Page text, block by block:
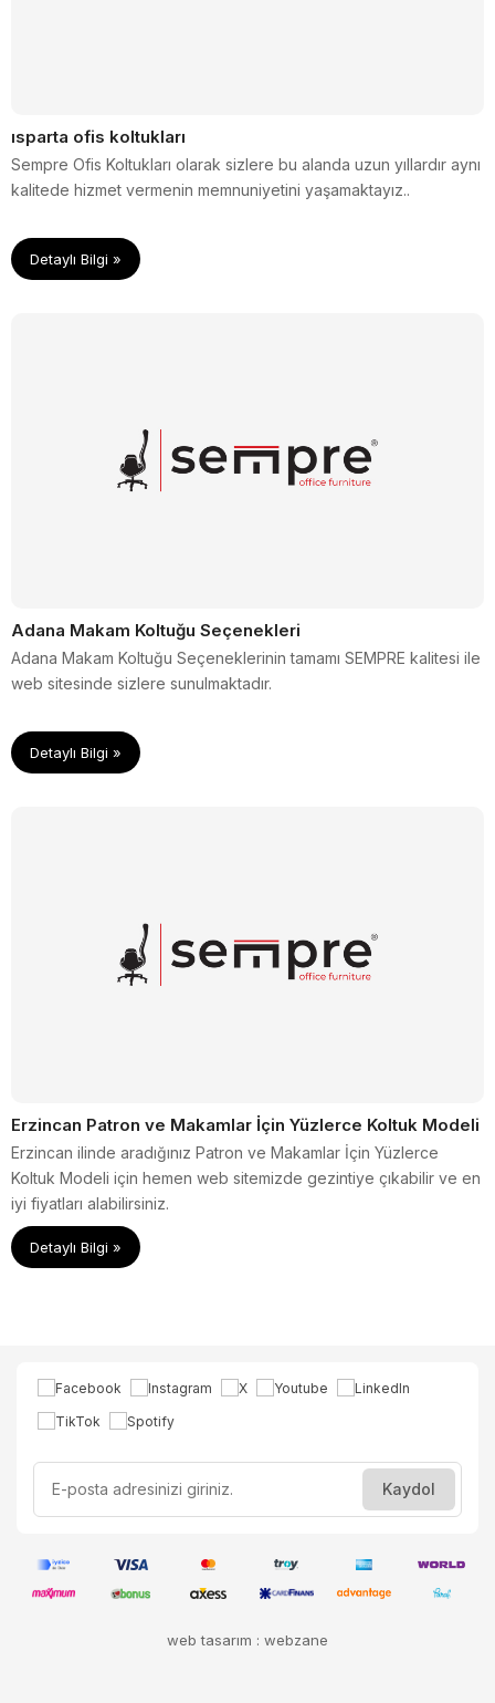
ısparta ofis koltukları
Sempre Ofis Koltukları olarak sizlere bu alanda uzun yıllardır aynı
kalitede hizmet vermenin memnuniyetini yaşamaktayız..
Detaylı Bilgi »
Adana Makam Koltuğu Seçenekleri
Adana Makam Koltuğu Seçeneklerinin tamamı SEMPRE kalitesi ile
web sitesinde sizlere sunulmaktadır.
Detaylı Bilgi »
Erzincan Patron ve Makamlar İçin Yüzlerce Koltuk Modeli
Erzincan ilinde aradığınız Patron ve Makamlar İçin Yüzlerce
Koltuk Modeli için hemen web sitemizde gezintiye çıkabilir ve en
iyi fiyatları alabilirsiniz.
Detaylı Bilgi »
web tasarım : webzane